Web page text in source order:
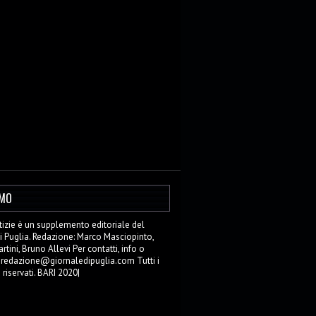
è un supplemento editoriale del
Puglia. Redazione: Marco Masciopinto,
Bruno Allevi Per contatti, info o
Tutti i
BARI 2020|